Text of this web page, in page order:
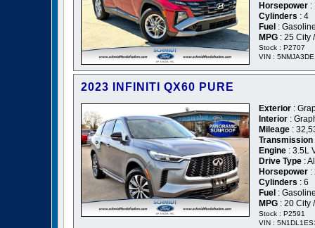
Horsepower :
Cylinders : 4
Fuel :
MPG : 25 City
Stock : P2707
VIN :
2023 INFINITI QX60 PURE
Exterior :
Interior :
Mileage :
Transmission
Engine : 3.5L
Drive Type :
Horsepower :
Cylinders : 6
Fuel :
MPG : 20 City
Stock : P2591
VIN :